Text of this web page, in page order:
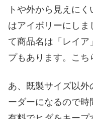
トや外から見えに
はアイボリーにしま
て商品名は「レイア
プもあります。こち
あ、既製サイズ以外
ーダーになるので時